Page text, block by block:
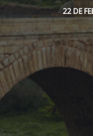
22 DE